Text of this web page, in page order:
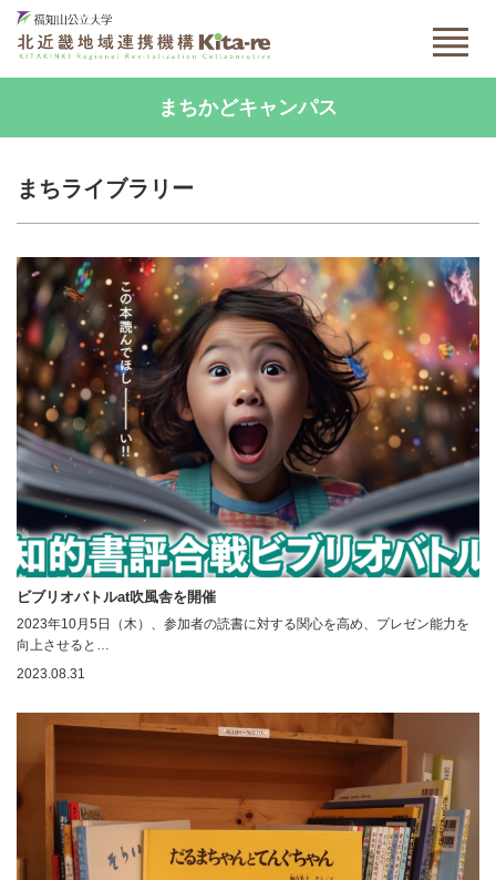
まちかどキャンパス
まちライブラリー
ビブリオバトルat吹風舎を開催
2023年10月5日（木）、参加者の読書に対する関心を高め、プレゼン能力を
向上させると…
2023.08.31